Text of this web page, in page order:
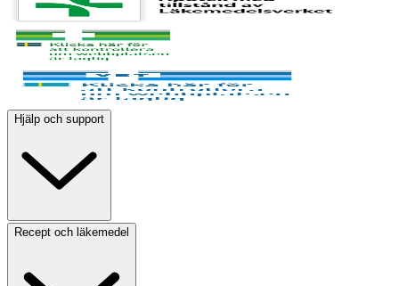
Hjälp och support
Recept och läkemedel